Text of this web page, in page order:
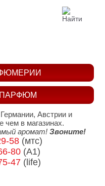
Австрии и
чем в магазинах.
аромат! Звоните!
58(мтс)
80 (A1)
47(life)